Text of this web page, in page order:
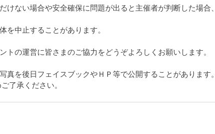
けない場合や安全確保に問題が出ると主催者が判断した場合、
を中止することがあります。
トの運営に皆さまのご協力をどうぞよろしくお願いします。
真を後日フェイスブックやＨＰ等で公開することがあります。
了承ください。